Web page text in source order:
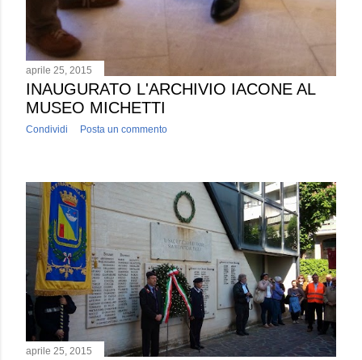
aprile 25, 2015
INAUGURATO L'ARCHIVIO IACONE AL
MUSEO MICHETTI
Condividi Posta un commento
aprile 25, 2015